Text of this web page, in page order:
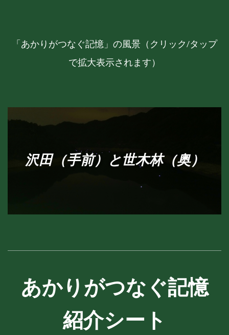
「あかりがつなぐ記憶」の風景（クリック/タップ
で拡大表示されます）
沢田（手前）と世木林（奥）
あかりがつなぐ記憶
紹介シート